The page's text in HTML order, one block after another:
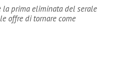
la prima eliminata del serale
offre di tornare come